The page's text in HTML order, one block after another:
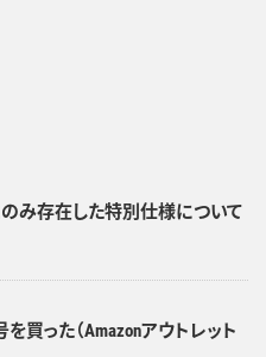
のみ存在した特別仕様について
買った（Amazonアウトレット